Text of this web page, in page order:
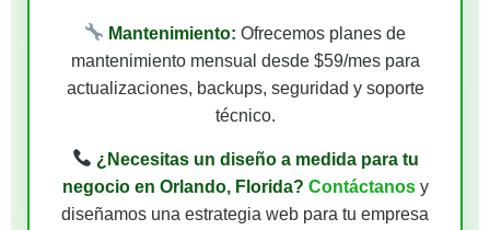
Mantenimiento: Ofrecemos planes de
mantenimiento mensual desde $59/mes para
actualizaciones, backups, seguridad y soporte
técnico.
¿Necesitas un diseño a medida para tu
negocio en Orlando, Florida? Contáctanosy
diseñamos una estrategia web para tu empresa